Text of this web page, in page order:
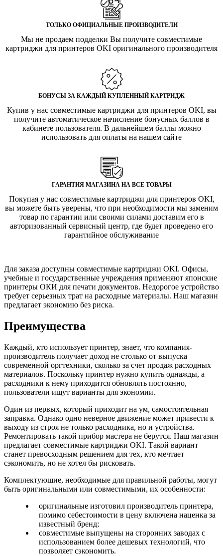
ТОЛЬКО ОФИЦИАЛЬНЫЕ ПРОИЗВОДИТЕЛИ
Мы не продаем подделки Вы получите совместимые
картриджи для принтеров OKI оригинального производителя
БОНУСЫ ЗА КАЖДЫЙ КУПЛЕННЫЙ КАРТРИДЖ
Купив у нас совместимые картриджи для принтеров OKI, вы
получите автоматическое начисление бонусных баллов в
кабинете пользователя. В дальнейшем баллы можно
использовать для оплаты на нашем сайте
ГАРАНТИЯ МАГАЗИНА НА ВСЕ ТОВАРЫ
Покупая у нас совместимые картриджи для принтеров OKI,
вы можете быть уверены, что при необходимости мы заменим
товар по гарантии или своими силами доставим его в
авторизованный сервисный центр, где будет проведено его
гарантийное обслуживание
Для заказа доступны совместимые картриджи OKI. Офисы,
учебные и государственные учреждения применяют японские
принтеры ОКИ для печати документов. Недорогое устройство
требует серьезных трат на расходные материалы. Наш магазин
предлагает экономию без риска.
Преимущества
Каждый, кто использует принтер, знает, что компания-
производитель получает доход не столько от выпуска
современной оргтехники, сколько за счет продаж расходных
материалов. Поскольку принтер нужно купить однажды, а
расходники к нему приходится обновлять постоянно,
пользователи ищут варианты для экономии.
Один из первых, который приходит на ум, самостоятельная
заправка. Однако одно неверное движение может привести к
выходу из строя не только расходника, но и устройства.
Ремонтировать такой прибор мастера не берутся. Наш магазин
предлагает совместимые картриджи OKI. Такой вариант
станет превосходным решением для тех, кто мечтает
сэкономить, но не хотел бы рисковать.
Комплектующие, необходимые для правильной работы, могут
быть оригинальными или совместимыми, их особенности:
оригинальные изготовил производитель принтера,
помимо себестоимости в цену включена наценка за
известный бренд;
совместимые выпущены на сторонних заводах с
использованием более дешевых технологий, что
позволяет сэкономить.